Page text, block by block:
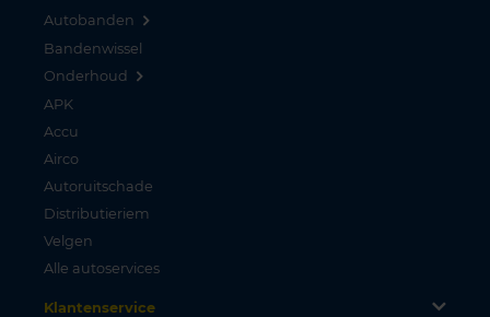
Autobanden
Bandenwissel
Onderhoud
APK
Accu
Airco
Autoruitschade
Distributieriem
Velgen
Alle autoservices
Klantenservice